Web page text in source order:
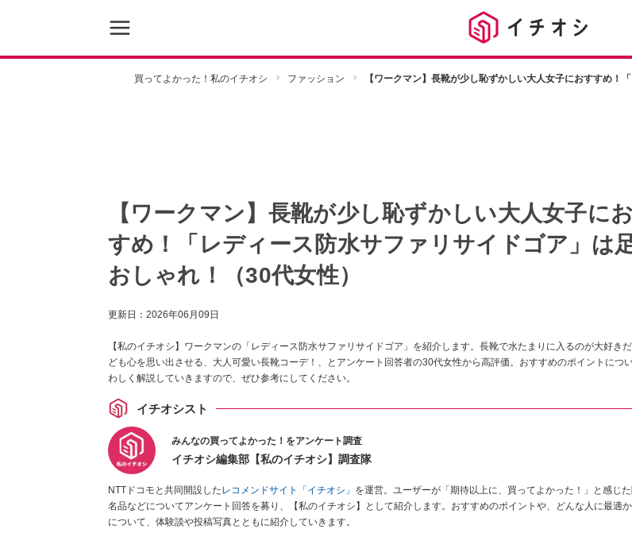
買ってよかった！私のイチオシ ファッション 【ワークマン】長靴が少し恥ずかしい大人女子におすすめ！
【ワークマン】長靴が少し恥ずかしい大人女子に
すめ！「レディース防水サファリサイドゴア」は
おしゃれ！（30代女性）
更新日： 2026年06月09日
【私のイチオシ】ワークマンの「レディース防水サファリサイドゴア」を紹介します。長靴で水たまりに入るのが大好き
ども心を思い出させる、大人可愛い長靴コーデ！、とアンケート回答者の30代女性から高評価。おすすめのポイントにつ
わしく解説していきますので、ぜひ参考にしてください。
イチオシスト
みんなの買ってよかった！をアンケート調査
イチオシ編集部【私のイチオシ】調査隊
NTTドコモと共同開設したレコメンドサイト「イチオシ」 を運営。ユーザーが「期待以上に、買ってよかった！」と感じ
名品などについてアンケート回答を募り、【私のイチオシ】として紹介します。おすすめのポイントや、どんな人に最適
について、体験談や投稿写真とともに紹介していきます。